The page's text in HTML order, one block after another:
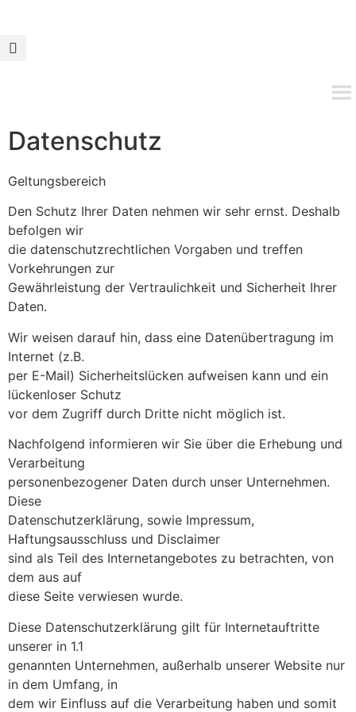
Datenschutz
Geltungsbereich
Den Schutz Ihrer Daten nehmen wir sehr ernst. Deshalb
befolgen wir
die datenschutzrechtlichen Vorgaben und treffen
Vorkehrungen zur
Gewährleistung der Vertraulichkeit und Sicherheit Ihrer
Daten.
Wir weisen darauf hin, dass eine Datenübertragung im
Internet (z.B.
per E-Mail) Sicherheitslücken aufweisen kann und ein
lückenloser Schutz
vor dem Zugriff durch Dritte nicht möglich ist.
Nachfolgend informieren wir Sie über die Erhebung und
Verarbeitung
personenbezogener Daten durch unser Unternehmen.
Diese
Datenschutzerklärung, sowie Impressum,
Haftungsausschluss und Disclaimer
sind als Teil des Internetangebotes zu betrachten, von
dem aus auf
diese Seite verwiesen wurde.
Diese Datenschutzerklärung gilt für Internetauftritte
unserer in 1.1
genannten Unternehmen, außerhalb unserer Website nur
in dem Umfang, in
dem wir Einfluss auf die Verarbeitung haben und somit